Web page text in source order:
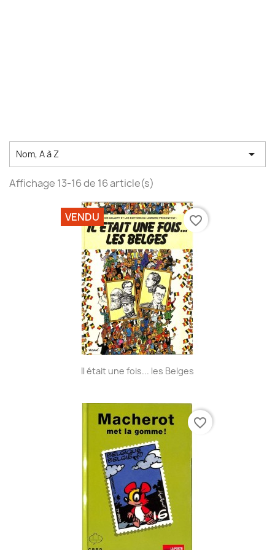
Nom, A à Z 
Affichage 13-16 de 16 article(s)
Il était une fois... les Belges
VENDU favorite_border
favorite_border